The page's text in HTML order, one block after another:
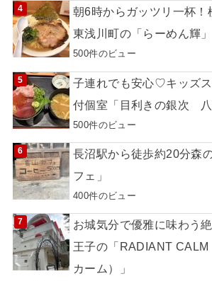
朝6時からガッツリ一杯！
東浅川町の「らーめん輝」
500件のビュー
子連れでも安心♡キッズ
付個室「目利きの銀次 八
500件のビュー
長沼駅から徒歩約20分森
フェ」
400件のビュー
お城気分で優雅に味わう
王子の「RADIANT CALM
カーム）」